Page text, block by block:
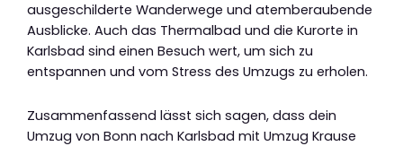
ausgeschilderte Wanderwege und atemberaubende
Ausblicke. Auch das Thermalbad und die Kurorte in
Karlsbad sind einen Besuch wert, um sich zu
entspannen und vom Stress des Umzugs zu erholen.
Zusammenfassend lässt sich sagen, dass dein
Umzug von Bonn nach Karlsbad mit Umzug Krause